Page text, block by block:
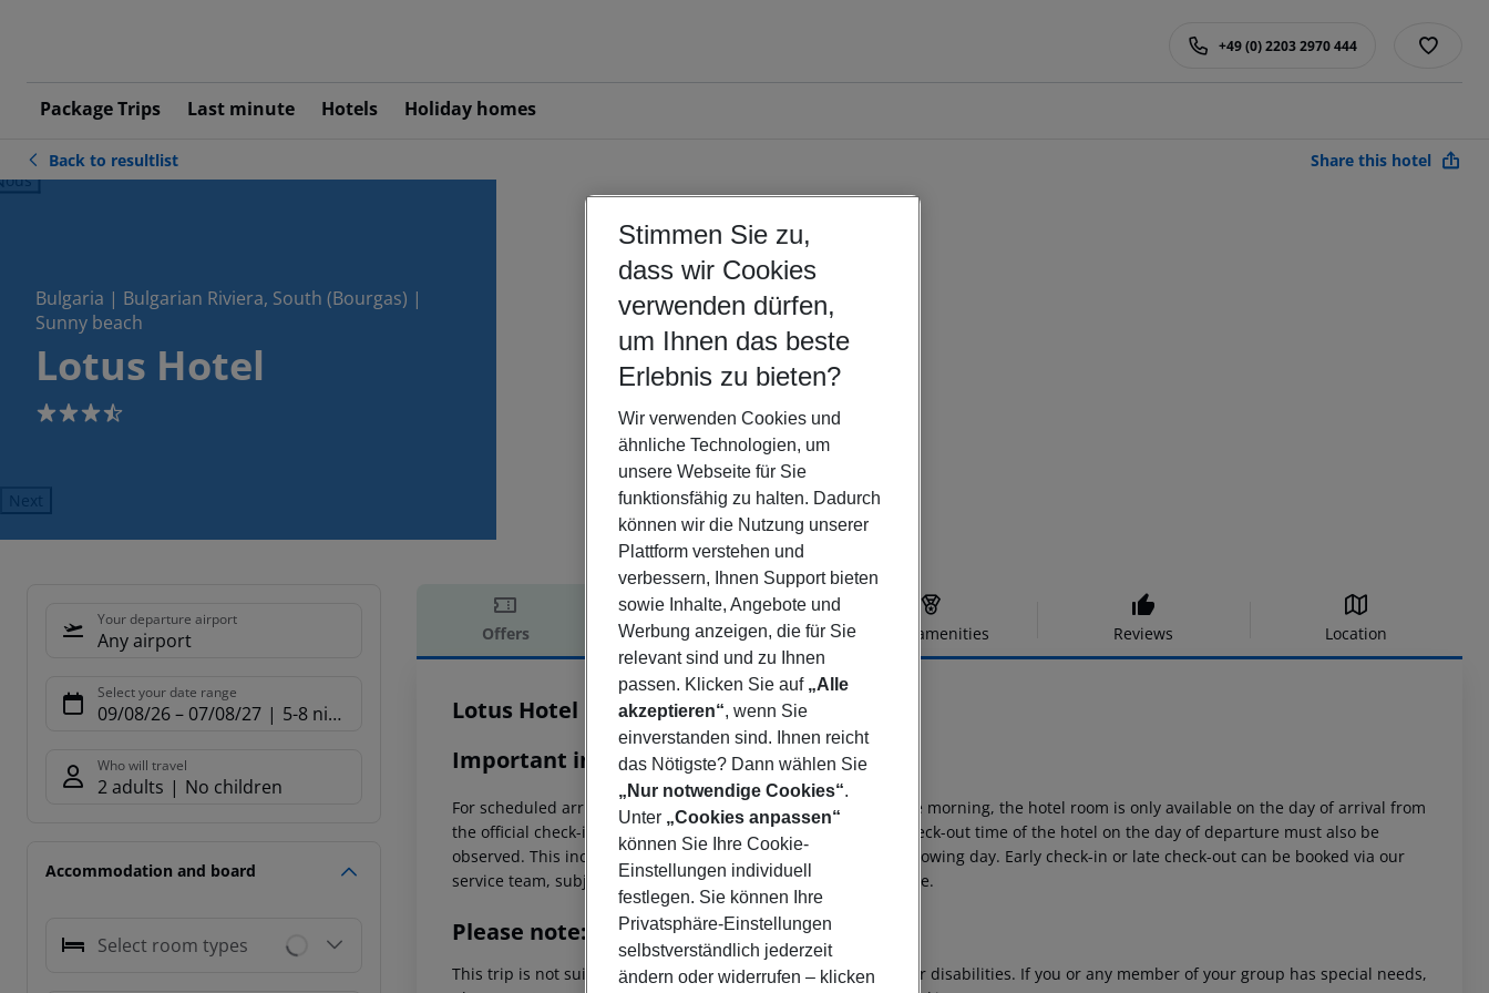
Package Trips Last minute Hotels Holiday homes
+49 (0) 2203 2970 444
Back to resultlist Share this hotel
Bulgaria | Bulgarian Riviera, South (Bourgas) |
Sunny beach
Lotus Hotel
3.5
Next
Your departure airport
Any airport
Select your date range
09/08/26– 07/08/27 5-8 nights
Who will travel
2 adults No children
Accommodation and board
Select room types
Offers Offer description Hotel amenities Reviews Location
Offer description
Lotus Hotel
Important info
For scheduled arrivals in the destination area from 04:00 in the morning, the hotel room is only available on the day of arrival from
the official check-in time of the respective hotel. The official check-out time of the hotel on the day of departure must also be
observed. This includes return flights until 3.00 a.m. on the following day. Early check-in or late check-out can be booked via our
service team, subject to availability and for an additional charge.
Please note:
This trip is not suitable for passengers with reduced mobility or disabilities. If you or any member of your group has special needs,
Stimmen Sie zu,
dass wir Cookies
verwenden dürfen,
um Ihnen das beste
Erlebnis zu bieten?
Wir verwenden Cookies und
ähnliche Technologien, um
unsere Webseite für Sie
funktionsfähig zu halten. Dadurch
können wir die Nutzung unserer
Plattform verstehen und
verbessern, Ihnen Support bieten
sowie Inhalte, Angebote und
Werbung anzeigen, die für Sie
relevant sind und zu Ihnen
passen. Klicken Sie auf „Alle
akzeptieren“, wenn Sie
einverstanden sind. Ihnen reicht
das Nötigste? Dann wählen Sie
„Nur notwendige Cookies“.
Unter „Cookies anpassen“
können Sie Ihre Cookie-
Einstellungen individuell
festlegen. Sie können Ihre
Privatsphäre-Einstellungen
selbstverständlich jederzeit
ändern oder widerrufen – klicken